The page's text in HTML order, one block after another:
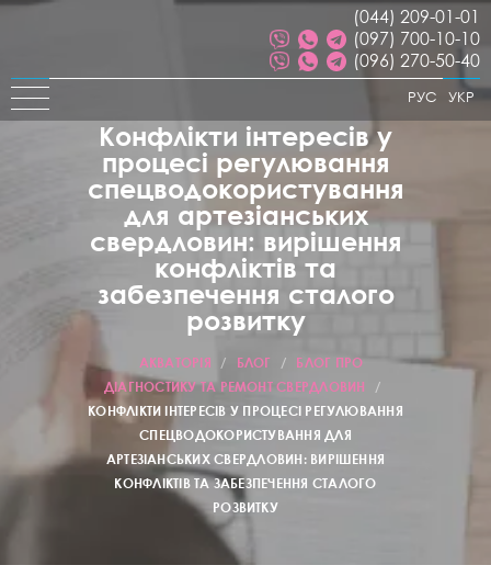
(044) 209-01-01
(097) 700-10-10
(096) 270-50-40
УКР
РУС
Конфлікти інтересів у
процесі регулювання
спецводокористування
для артезіанських
свердловин: вирішення
конфліктів та
забезпечення сталого
розвитку
АКВАТОРІЯ / БЛОГ /
БЛОГ ПРО
ДІАГНОСТИКУ ТА РЕМОНТ СВЕРДЛОВИН
/
КОНФЛІКТИ ІНТЕРЕСІВ У ПРОЦЕСІ РЕГУЛЮВАННЯ
СПЕЦВОДОКОРИСТУВАННЯ ДЛЯ
АРТЕЗІАНСЬКИХ СВЕРДЛОВИН: ВИРІШЕННЯ
КОНФЛІКТІВ ТА ЗАБЕЗПЕЧЕННЯ СТАЛОГО
РОЗВИТКУ